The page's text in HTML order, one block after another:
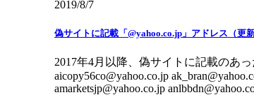
2019/8/7
偽サイトに記載「@yahoo.co.jp」アドレス（更
2017年4月以降、偽サイトに記載のあっ
aicopy56co@yahoo.co.jp
amarketsjp@yahoo.co.jp